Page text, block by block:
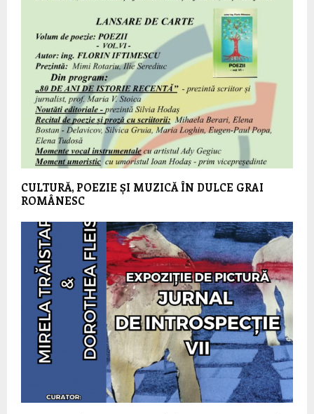
CULTURĂ, POEZIE ȘI MUZICĂ ÎN DULCE GRAI
ROMÂNESC